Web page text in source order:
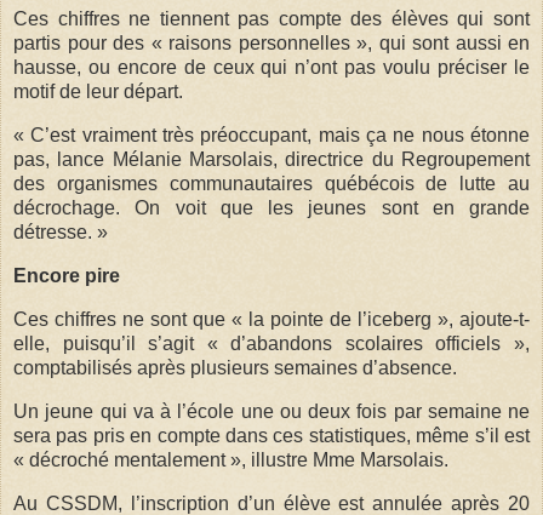
Ces chiffres ne tiennent pas compte des élèves qui sont
partis pour des « raisons personnelles », qui sont aussi en
hausse, ou encore de ceux qui n’ont pas voulu préciser le
motif de leur départ.
« C’est vraiment très préoccupant, mais ça ne nous étonne
pas, lance Mélanie Marsolais, directrice du Regroupement
des organismes communautaires québécois de lutte au
décrochage. On voit que les jeunes sont en grande
détresse. »
Encore pire
Ces chiffres ne sont que « la pointe de l’iceberg », ajoute-t-
elle, puisqu’il s’agit « d’abandons scolaires officiels »,
comptabilisés après plusieurs semaines d’absence.
Un jeune qui va à l’école une ou deux fois par semaine ne
sera pas pris en compte dans ces statistiques, même s’il est
« décroché mentalement », illustre Mme Marsolais.
Au CSSDM, l’inscription d’un élève est annulée après 20